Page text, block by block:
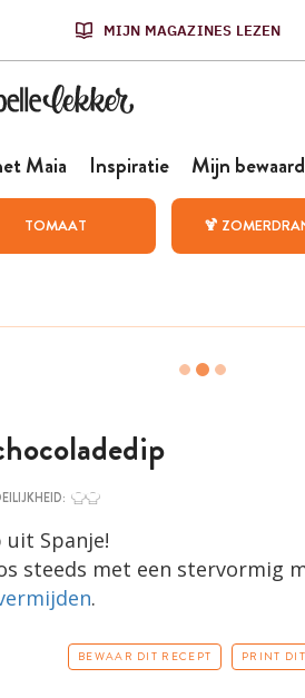
MIJN MAGAZINES LEZEN
Maia Inspiratie Mijn
TOMAAT 🍹
uit Spanje!
steeds met een stervormig
.
BEWAAR DIT RECEPT PRINT